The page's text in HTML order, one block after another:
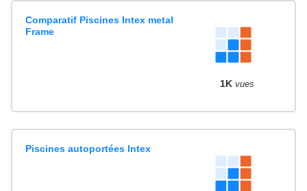
Comparatif Piscines Intex metal
Frame
1K vues
Piscines autoportées Intex